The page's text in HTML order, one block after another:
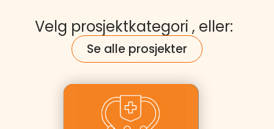
Velg prosjektkategori , eller:
Se alle prosjekter
Kunder:
Equinor,
Yara,
Essity,